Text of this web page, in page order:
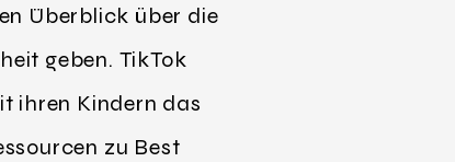
Überblick über die
geben. TikTok
ihren Kindern das
zu Best